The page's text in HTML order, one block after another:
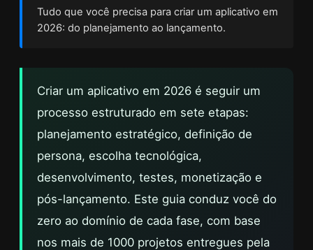
Tudo que você precisa para criar um aplicativo em
2026: do planejamento ao lançamento.
Criar um aplicativo em 2026 é seguir um
processo estruturado em sete etapas:
planejamento estratégico, definição de
persona, escolha tecnológica,
desenvolvimento, testes, monetização e
pós-lançamento. Este guia conduz você do
zero ao domínio de cada fase, com base
nos mais de 1000 projetos entregues pela